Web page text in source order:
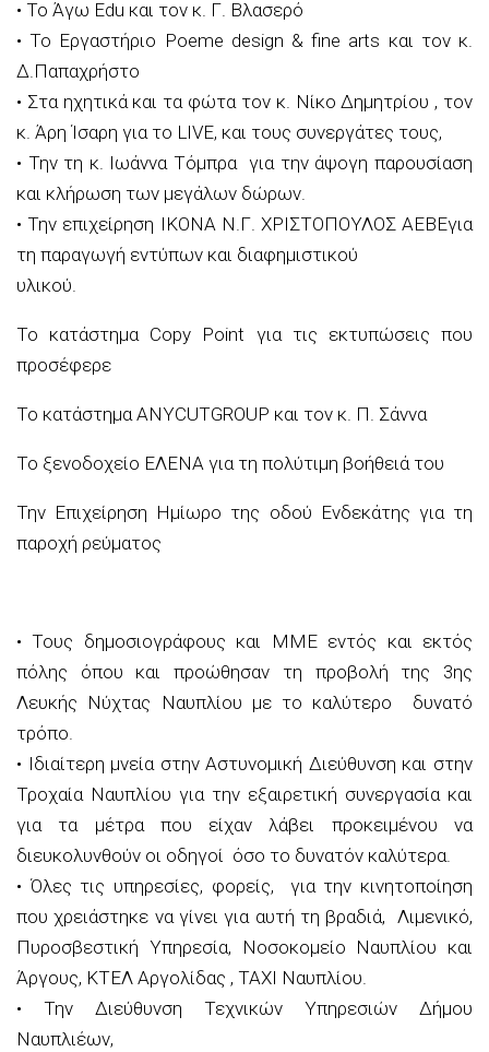
• Το Άγω Edu και τον κ. Γ. Βλασερό
•Το Εργαστήριο Poeme design &fine arts και τον κ.
Δ.Παπαχρήστο
• Στα ηχητικά και τα φώτα τον κ. Νίκο Δημητρίου , τον
κ. Άρη Ίσαρη για το LIVE, και τους συνεργάτες τους,
• Τηντη κ. ΙωάνναΤόμπραγια την άψογηπαρουσίαση
και κλήρωση των μεγάλων δώρων.
•Την επιχείρηση ΙΚΟΝΑ Ν.Γ. ΧΡΙΣΤΟΠΟΥΛΟΣ ΑΕΒΕγια
τη παραγωγή εντύπων και διαφημιστικού
υλικού.
Το κατάστημα Copy Point για τις εκτυπώσεις που
προσέφερε
Το κατάστημαANYCUTGROUP και τον κ. Π. Σάννα
Το ξενοδοχείο ΕΛΕΝΑ για τη πολύτιμη βοήθειά του
Την Επιχείρηση Ημίωρο της οδού Ενδεκάτης για τη
παροχή ρεύματος
•Τους δημοσιογράφους και ΜΜΕ εντός και εκτός
πόλης όπου και προώθησαν τη προβολή της 3ης
Λευκής Νύχτας Ναυπλίου με το καλύτερο δυνατό
τρόπο.
• Ιδιαίτερη μνεία στην Αστυνομική Διεύθυνση και στην
Τροχαία Ναυπλίου για την εξαιρετική συνεργασία και
για τα μέτρα που είχαν λάβει προκειμένου να
διευκολυνθούν οι οδηγοί όσο το δυνατόν καλύτερα.
• Όλες τις υπηρεσίες, φορείς, για την κινητοποίηση
που χρειάστηκε να γίνει για αυτή τη βραδιά, Λιμενικό,
Πυροσβεστική Υπηρεσία,
Νοσοκομείο Ναυπλίου και
Άργους, ΚΤΕΛ Αργολίδας , ΤΑΧΙ Ναυπλίου.
• Την Διεύθυνση Τεχνικών Υπηρεσιών Δήμου
Ναυπλιέων,